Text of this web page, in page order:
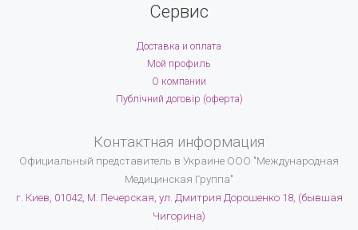
Сервис
Доставка и оплата
Мой профиль
О компании
Публічний договір (оферта)
Контактная информация
Официальный представитель в Украине ООО "Международная
Медицинская Группа"
г. Киев, 01042, М. Печерская, ул. Дмитрия Дорошенко 18, (бывшая
Чигорина)